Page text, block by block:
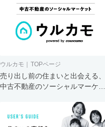
ウルカモ｜TOPページ
売り出し前の住まいと出会える、
中古不動産のソーシャルマーケッ